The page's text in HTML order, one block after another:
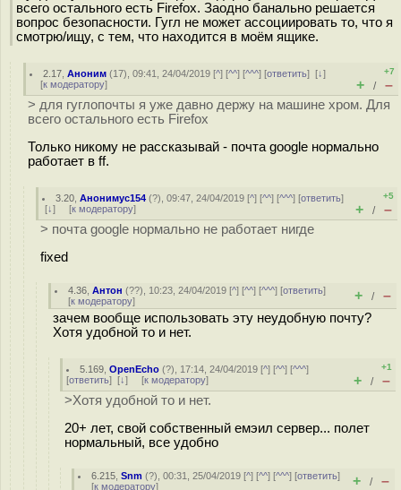
всего остального есть Firefox. Заодно банально решается
вопрос безопасности. Гугл не может ассоциировать то, что я
смотрю/ищу, с тем, что находится в моём ящике.
2.17 ,Аноним (17), 09:41, 24/04/2019 [^] [^^] [^^^] [ответить][↓]
[к модератору]
+7
+ / –
> для гуглопочты я уже давно держу на машине хром. Для
всего остального есть Firefox
Только никому не рассказывай - почта google нормально
работает в ff.
3.20 ,Анонимус154 (?), 09:47, 24/04/2019 [^] [^^] [^^^] [ответить]
[↓] [к модератору]
+5
+ / –
> почта google нормально не работает нигде
fixed
4.36 ,Антон (??), 10:23, 24/04/2019 [^] [^^] [^^^] [ответить]
[к модератору] + / –
зачем вообще использовать эту неудобную почту?
Хотя удобной то и нет.
5.169 ,OpenEcho (?), 17:14, 24/04/2019 [^] [^^] [^^^]
[ответить] [↓] [к модератору]
+1
+ / –
>Хотя удобной то и нет.
20+ лет, свой собственный емэил сервер... полет
нормальный, все удобнo
6.215 ,Snm (?), 00:31, 25/04/2019 [^] [^^] [^^^] [ответить]
[к модератору] + / –